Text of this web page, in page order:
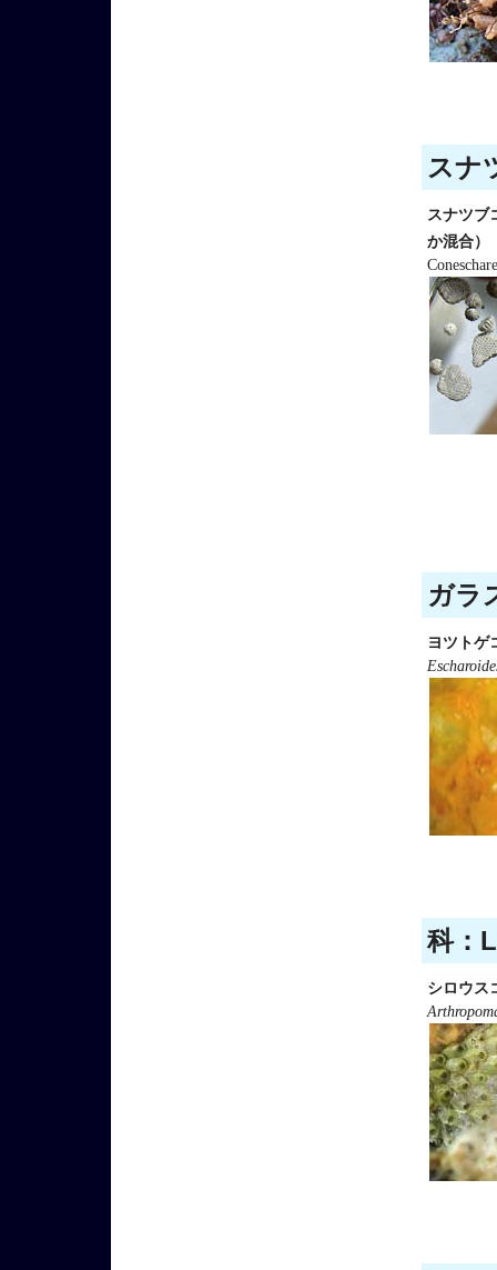
スナ
スナツブ
か混合）
ガラ
ヨツトゲ
科：
シロウス